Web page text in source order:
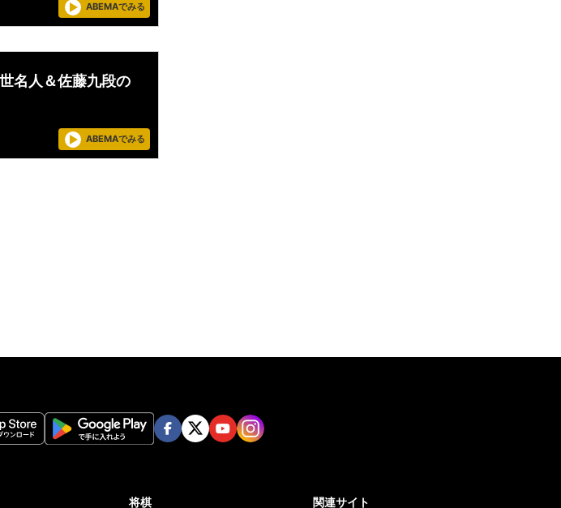
ABEMAでみる
名人＆佐藤九段の
ABEMAでみる
将棋 関連サイト